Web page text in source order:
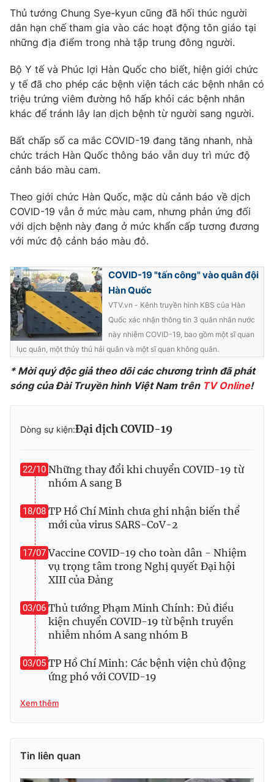
Video Shorts video
VTV Money VTV Thể thao
VTV Sức khoẻ Bất động sản
Thị trường 24h Tấm lòng Việt
VTV4 Vươn mình bằng AI
VTV9 VTV8
Liên hệ tòa soạn English
THỜI BÁO VTV
Theo dõi báo trên
Cơ quan chủ quản:Đài Truyền hình Việt Nam
cấp ngày 29/12/2023
Phó Tổng Biên tập:Nguyễn Thị Mỹ Hạnh, Phạm Quốc Thắng,
Nguyễn Trọng Ninh
Tổng đài VTV:
Ðiện thoại Thời báo VTV:024.66 897 897
Email: toasoan@vtv.vn
Liên hệ quảng cáo: 024-7300.7108
Thủ tướng Chung Sye-kyun cũng đã hối thúc người
dân hạn chế tham gia vào các hoạt động tôn giáo tại
những địa điểm trong nhà tập trung đông người.
Bộ Y tế và Phúc lợi Hàn Quốc cho biết, hiện giới chức
y tế đã cho phép các bệnh viện tách các bệnh nhân có
triệu trứng viêm đường hô hấp khỏi các bệnh nhân
khác để tránh lây lan dịch bệnh từ người sang người.
Bất chấp số ca mắc COVID-19 đang tăng nhanh, nhà
chức trách Hàn Quốc thông báo vẫn duy trì mức độ
cảnh báo màu cam.
Theo giới chức Hàn Quốc, mặc dù cảnh báo về dịch
COVID-19 vẫn ở mức màu cam, nhưng phản ứng đối
với dịch bệnh này đang ở mức khẩn cấp tương đương
với mức độ cảnh báo màu đỏ.
COVID-19 "tấn công" vào quân đội
Hàn Quốc
VTV.vn - Kênh truyền hình KBS của Hàn
Quốc xác nhận thông tin 3 quân nhân nước
này nhiễm COVID-19, bao gồm một sĩ quan
lục quân, một thủy thủ hải quân và một sĩ quan không quân.
* Mời quý độc giả theo dõi các chương trình đã phát
sóng của Đài Truyền hình Việt Nam trên TV Online!
Dòng sự kiện:Đại dịch COVID-19
22/10 Những thay đổi khi chuyển COVID-19 từ
nhóm A sang B
18/08 TP Hồ Chí Minh chưa ghi nhận biến thể
mới của virus SARS-CoV-2
17/07 Vaccine COVID-19 cho toàn dân - Nhiệm
vụ trọng tâm trong Nghị quyết Đại hội
XIII của Đảng
03/06 Thủ tướng Phạm Minh Chính: Đủ điều
kiện chuyển COVID-19 từ bệnh truyền
nhiễm nhóm A sang nhóm B
03/05 TP Hồ Chí Minh: Các bệnh viện chủ động
ứng phó với COVID-19
Xem thêm
Tin liên quan